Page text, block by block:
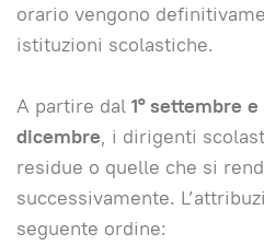
orario vengono
istituzioni scolastiche.
A partire dal 1° settembre
dicembre, i dirigenti
residue o quelle che si
successivamente.
seguente ordine: